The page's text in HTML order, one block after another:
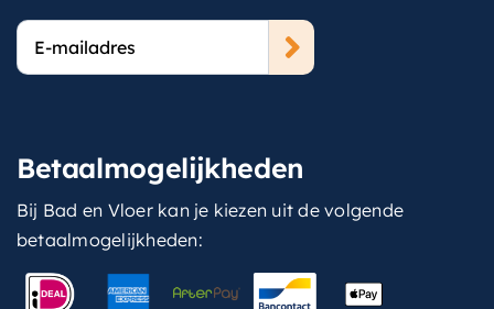
E-
mailadres
Betaalmogelijkheden
Bij Bad en Vloer kan je kiezen uit de volgende
betaalmogelijkheden: